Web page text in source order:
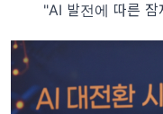
"AI 발전에 따른